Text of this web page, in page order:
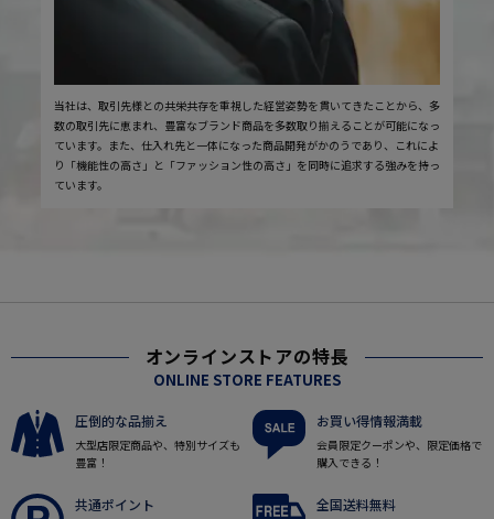
当社は、取引先様との共栄共存を重視した経営姿勢を貫いてきたことから、多
数の取引先に恵まれ、豊富なブランド商品を多数取り揃えることが可能になっ
ています。また、仕入れ先と一体になった商品開発がかのうであり、これによ
り「機能性の高さ」と「ファッション性の高さ」を同時に追求する強みを持っ
ています。
オンラインストアの特長
ONLINE STORE FEATURES
圧倒的な品揃え
大型店限定商品や、特別サイズも
豊富！
お買い得情報満載
会員限定クーポンや、限定価格で
購入できる！
共通ポイント 全国送料無料